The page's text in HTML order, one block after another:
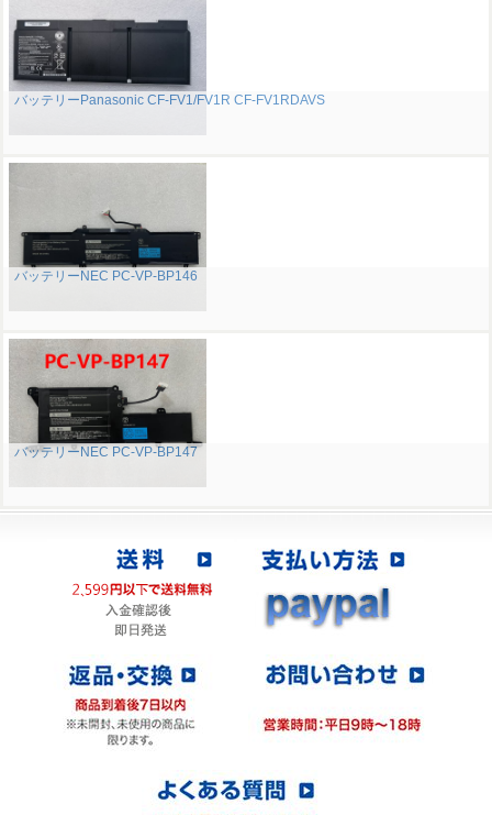
バッテリーPanasonic CF-FV1/FV1R CF-FV1RDAVS
バッテリーNEC PC-VP-BP146
バッテリーNEC PC-VP-BP147